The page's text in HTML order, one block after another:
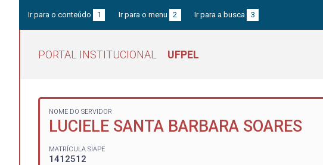
Ir para o conteúdo 1 Ir para o menu 2 Ir para a busca 3
PORTAL INSTITUCIONAL UFPEL
NOME DO SERVIDOR
LUCIELE SANTA BARBARA SOARES
MATRÍCULA SIAPE
1412512